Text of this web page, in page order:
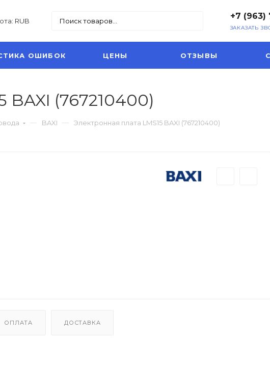
RUB
+7 (963)
ЗАКАЗАТЬ
ОШИБОК ЦЕНЫ ОТЗЫВЫ
BAXI (767210400)
BAXI Электронная плата LMS15 BAXI (767210400)
ОПЛАТА ДОСТАВКА